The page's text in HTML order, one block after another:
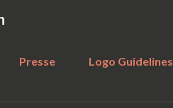
Presse Logo Guidelines